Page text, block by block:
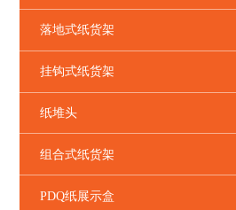
落地式纸货架
挂钩式纸货架
纸堆头
组合式纸货架
PDQ纸展示盒